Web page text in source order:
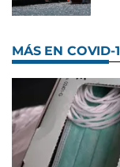
MÁS EN COVID-